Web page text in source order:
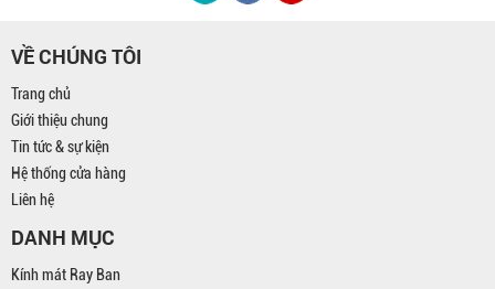
VỀ CHÚNG TÔI
Trang chủ
Giới thiệu chung
Tin tức & sự kiện
Hệ thống cửa hàng
Liên hệ
DANH MỤC
Kính mát Ray Ban